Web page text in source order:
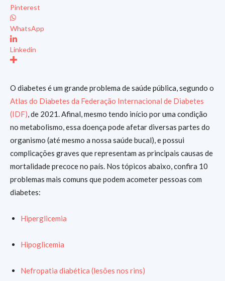
Pinterest
WhatsApp
Linkedin
O diabetes é um grande problema de saúde pública, segundo o
Atlas do Diabetes da Federação Internacional de Diabetes
(IDF), de 2021. Afinal, mesmo tendo início por uma condição
no metabolismo, essa doença pode afetar diversas partes do
organismo (até mesmo a nossa saúde bucal), e possui
complicações graves que representam as principais causas de
mortalidade precoce no país. Nos tópicos abaixo, confira 10
problemas mais comuns que podem acometer pessoas com
diabetes:
Hiperglicemia
Hipoglicemia
Nefropatia diabética (lesões nos rins)